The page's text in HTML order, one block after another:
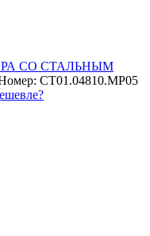
СО СТАЛЬНЫМ
СТ01.04810.MP05